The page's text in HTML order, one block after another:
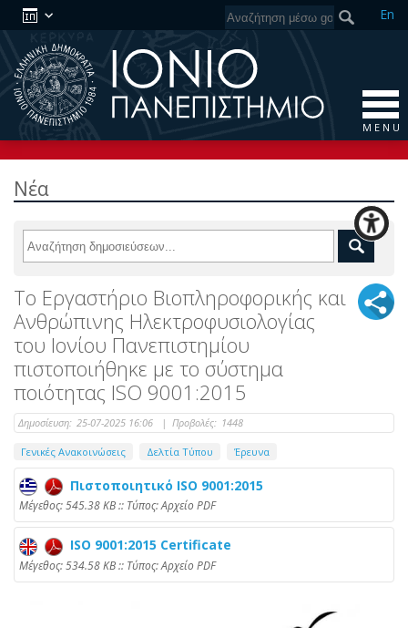
En
M E N U
Νέα
Το Εργαστήριο Βιοπληροφορικής και
Ανθρώπινης Ηλεκτροφυσιολογίας
του Ιονίου Πανεπιστημίου
πιστοποιήθηκε με το σύστημα
ποιότητας ISO 9001:2015
Δημοσίευση: 25-07-2025 16:06 | Προβολές: 1448
Γενικές Ανακοινώσεις Δελτία Τύπου Έρευνα
Πιστοποιητικό ISO 9001:2015
Mέγεθος: 545.38 KB :: Τύπος: Αρχείο PDF
ISO 9001:2015 Certificate
Mέγεθος: 534.58 KB :: Τύπος: Αρχείο PDF